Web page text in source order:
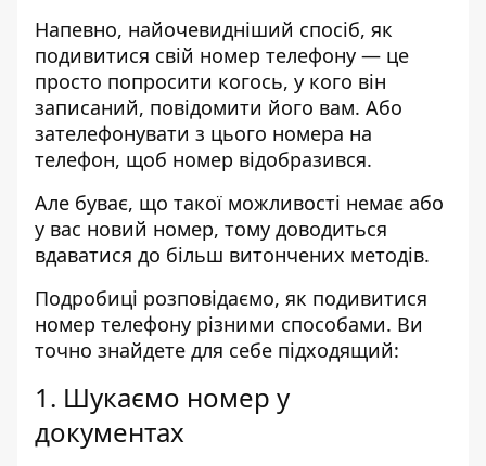
Напевно, найочевидніший спосіб, як
подивитися свій номер телефону — це
просто попросити когось, у кого він
записаний, повідомити його вам. Або
зателефонувати з цього номера на
телефон, щоб номер відобразився.
Але буває, що такої можливості немає або
у вас новий номер, тому доводиться
вдаватися до більш витончених методів.
Подробиці розповідаємо, як подивитися
номер телефону різними способами. Ви
точно знайдете для себе підходящий:
1. Шукаємо номер у
документах